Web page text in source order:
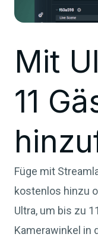
Mit
11
Füge mit
kostenlos hinzu
Ultra, um bis zu
Kamerawinkel in